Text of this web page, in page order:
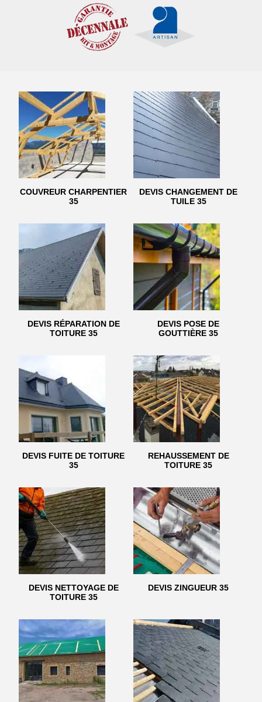
COUVREUR CHARPENTIER
35
DEVIS CHANGEMENT DE
TUILE 35
DEVIS RÉPARATION DE
TOITURE 35
DEVIS POSE DE
GOUTTIÈRE 35
DEVIS FUITE DE TOITURE
35
REHAUSSEMENT DE
TOITURE 35
DEVIS NETTOYAGE DE
TOITURE 35
DEVIS ZINGUEUR 35